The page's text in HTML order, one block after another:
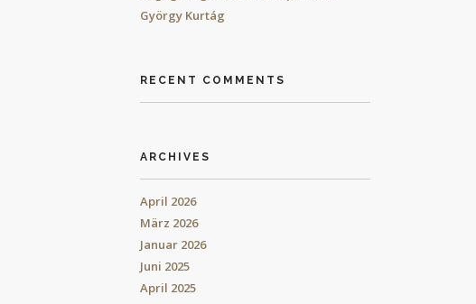
György Kurtág
RECENT COMMENTS
ARCHIVES
April 2026
März 2026
Januar 2026
Juni 2025
April 2025